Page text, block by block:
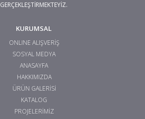
GERÇEKLEŞTİRMEKTEYİZ.
KURUMSAL
ONLINE ALIŞVERİŞ
SOSYAL MEDYA
ANASAYFA
HAKKIMIZDA
ÜRÜN GALERİSİ
KATALOG
PROJELERİMİZ